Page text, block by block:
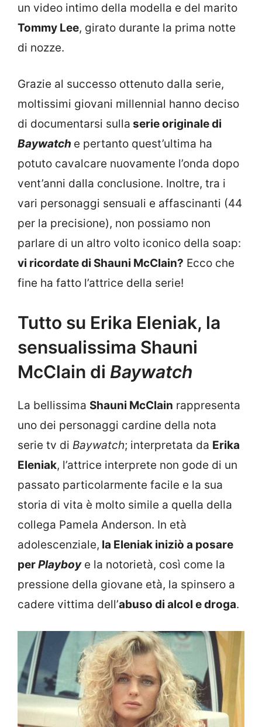
un video intimo della modella e del marito
Tommy Lee, girato durante la prima notte
di nozze.
Grazie al successo ottenuto dalla serie,
moltissimi giovani millennial hanno deciso
di documentarsi sulla serie originale di
Baywatch e pertanto quest’ultima ha
potuto cavalcare nuovamente l’onda dopo
vent’anni dalla conclusione. Inoltre, tra i
vari personaggi sensuali e affascinanti (44
per la precisione), non possiamo non
parlare di un altro volto iconico della soap:
vi ricordate di Shauni McClain? Ecco che
fine ha fatto l’attrice della serie!
Tutto su Erika Eleniak, la
sensualissima Shauni
McClain di Baywatch
La bellissima Shauni McClain rappresenta
uno dei personaggi cardine della nota
serie tv di Baywatch; interpretata da Erika
Eleniak, l’attrice interprete non gode di un
passato particolarmente facile e la sua
storia di vita è molto simile a quella della
collega Pamela Anderson. In età
adolescenziale, la Eleniak iniziò a posare
perPlayboye la notorietà, così come la
pressione della giovane età, la spinsero a
cadere vittima dell’abuso di alcol e droga.